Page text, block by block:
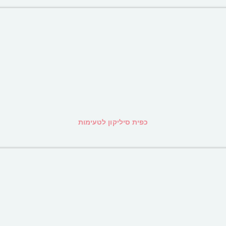
כפית סיליקון לטעימות